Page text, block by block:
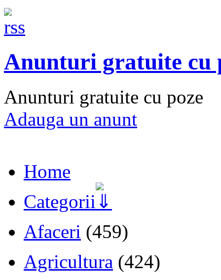
Anunturi gratuite cu
Anunturi gratuite cu poze
Adauga un anunt
Home
Categorii
Afaceri (459)
Agricultura (424)